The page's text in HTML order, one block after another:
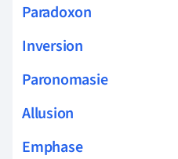
Paradoxon
Inversion
Paronomasie
Allusion
Emphase